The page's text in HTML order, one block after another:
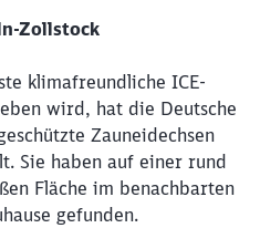
Zollstock
klimafreundliche ICE-
wird, hat die Deutsche
Zauneidechsen
Sie haben auf einer rund
Fläche im benachbarten
gefunden.